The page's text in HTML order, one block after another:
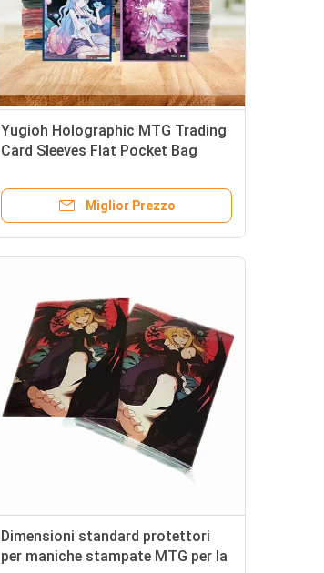
Yugioh Holographic MTG Trading
Card Sleeves Flat Pocket Bag
Miglior Prezzo
Dimensioni standard protettori
per maniche stampate MTG per la